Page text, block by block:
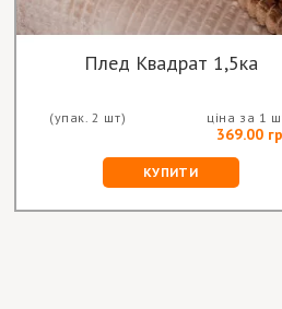
Плед Квадрат 1,5ка
(упак. 2 шт) ціна за 1
369.00
КУПИТИ